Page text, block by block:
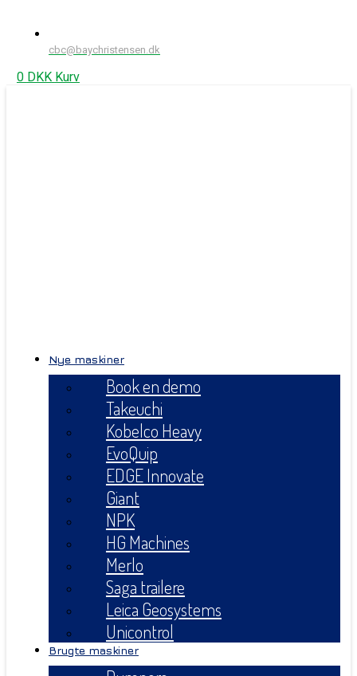
cbc@baychristensen.dk
0 DKK Kurv
Nye maskiner
Book en demo
Takeuchi
Kobelco Heavy
EvoQuip
EDGE Innovate
Giant
NPK
HG Machines
Merlo
Saga trailere
Leica Geosystems
Unicontrol
Brugte maskiner